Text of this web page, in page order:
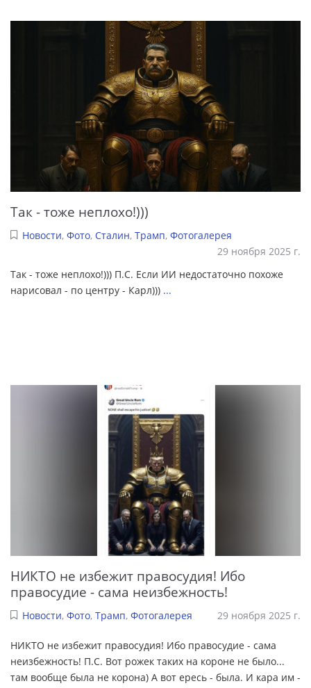
Так - тоже неплохо!)))
Новости, Фото, Сталин, Трамп, Фотогалерея
29 ноября 2025 г.
Так - тоже неплохо!))) П.С. Если ИИ недостаточно похоже
нарисовал - по центру - Карл))) ...
НИКТО не избежит правосудия! Ибо
правосудие - сама неизбежность!
Новости, Фото, Трамп, Фотогалерея 29 ноября 2025 г.
НИКТО не избежит правосудия! Ибо правосудие - сама
неизбежность! П.С. Вот рожек таких на короне не было...
там вообще была не корона) А вот ересь - была. И кара им -